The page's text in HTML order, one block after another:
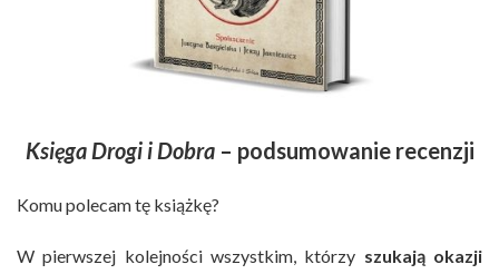
Księga Drogi i Dobra– podsumowanie recenzji
Komu polecam tę książkę?
W pierwszej kolejności wszystkim, którzy szukają okazji